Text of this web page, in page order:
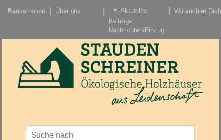
Bauvorhaben Über uns
Aktuelles
Beiträge
Nachrichten/Einzug
Wir suchen